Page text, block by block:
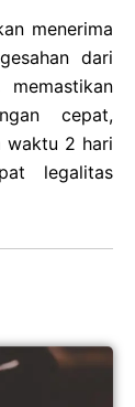
menerima
dari
memastikan
cepat,
waktu 2 hari
legalitas